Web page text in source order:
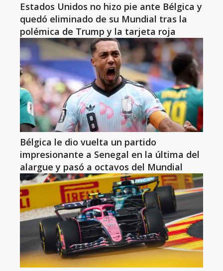
Estados Unidos no hizo pie ante Bélgica y
quedó eliminado de su Mundial tras la
polémica de Trump y la tarjeta roja
Bélgica le dio vuelta un partido
impresionante a Senegal en la última del
alargue y pasó a octavos del Mundial